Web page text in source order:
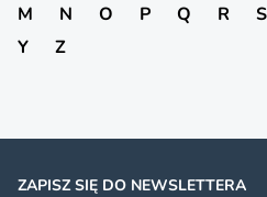
M
N O P Q R S
Y
Z
ZAPISZ SIĘ DO NEWSLETTERA